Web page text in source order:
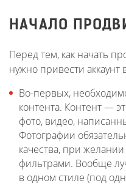
НАЧАЛО
Перед тем, как начать
нужно привести аккаунт
Во-первых,
контента. Контент —
фото, видео,
Фотографии
качества, при
фильтрами. Вообще
в одном стиле (под